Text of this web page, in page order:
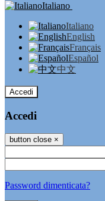
Italiano
Italiano
English
Français
Español
中文
Accedi
Accedi
button close ×
Password dimenticata?